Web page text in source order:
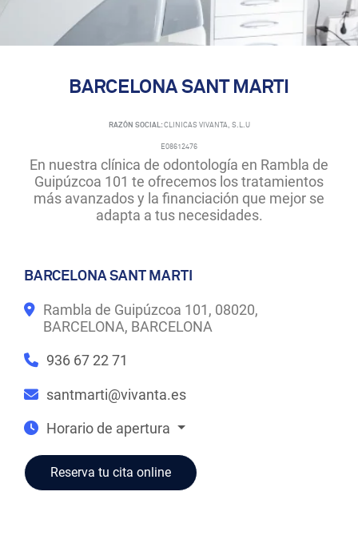
BARCELONA SANT MARTI
RAZÓN SOCIAL:CLINICAS VIVANTA, S.L.U
E08612476
En nuestra clínica de odontología en Rambla de
Guipúzcoa 101 te ofrecemos los tratamientos
más avanzados y la financiación que mejor se
adapta a tus necesidades.
BARCELONA SANT MARTI
Rambla de Guipúzcoa 101, 08020,
BARCELONA, BARCELONA
936 67 22 71
santmarti@vivanta.es
Horario de apertura
Reserva tu cita online